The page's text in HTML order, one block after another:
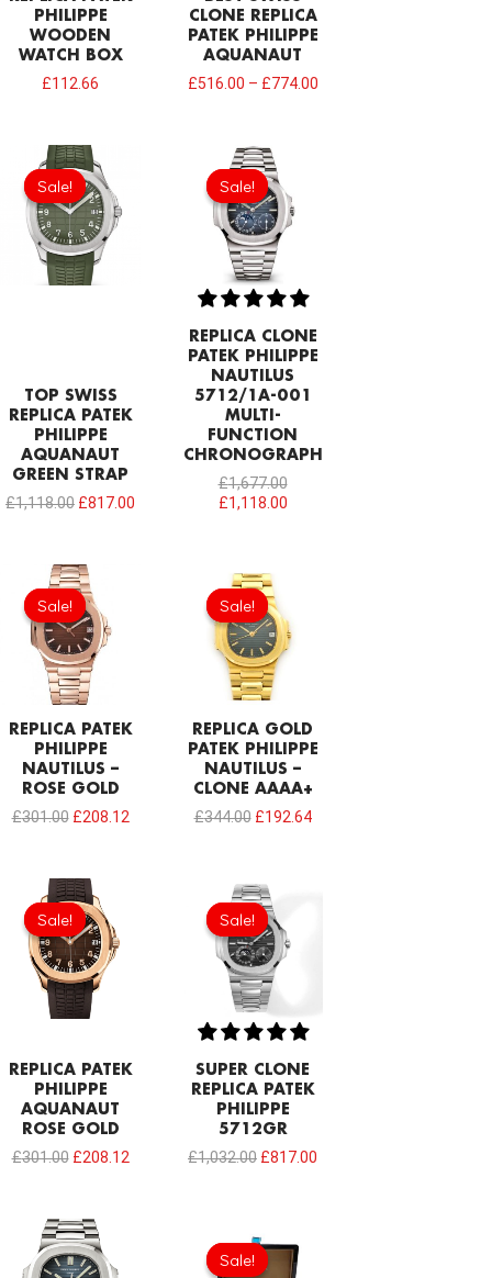
PHILIPPE
WOODEN
WATCH BOX
£112.66
CLONE REPLICA
PATEK PHILIPPE
AQUANAUT
£516.00 – £774.00
Sale!
Sale!
TOP SWISS
REPLICA PATEK
PHILIPPE
AQUANAUT
GREEN STRAP
£1,118.00
Original
price
was:
£1,118.00.
£817.00
Sale!
Sale!
REPLICA CLONE
PATEK PHILIPPE
NAUTILUS
5712/1A-001
MULTI-
FUNCTION
CHRONOGRAPH
£1,677.00
was:
£1,677.00.
£1,118.00
is:
£1,118.00.
Sale!
Sale!
REPLICA PATEK
PHILIPPE
NAUTILUS –
ROSE GOLD
£301.00
Original
price
was:
£301.00.
£208.12
Sale!
Sale!
REPLICA GOLD
PATEK PHILIPPE
NAUTILUS –
CLONE AAAA+
£344.00
Original
price
was:
£344.00.
£192.64
Sale!
Sale!
REPLICA PATEK
PHILIPPE
AQUANAUT
ROSE GOLD
£301.00
Original
price
was:
£301.00.
£208.12
Sale!
Sale!
SUPER CLONE
REPLICA PATEK
PHILIPPE
5712GR
£1,032.00
Original
price
was:
£1,032.00.
£817.00
Sale!
Sale!
price
was: